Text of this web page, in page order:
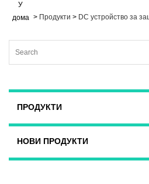
У
дома > Продукти > DC устройство за
ПРОДУКТИ
НОВИ ПРОДУКТИ